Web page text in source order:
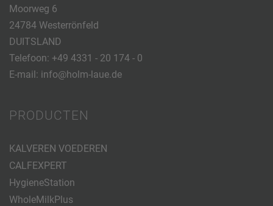
Moorweg 6
24784 Westerrönfeld
DUITSLAND
Telefoon: +49 4331 - 20 174 - 0
E-mail: info@holm-laue.de
PRODUCTEN
KALVEREN VOEDEREN
CALFEXPERT
HygieneStation
WholeMilkPlus